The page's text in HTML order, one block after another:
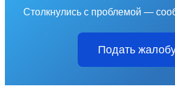
Столкнулись с проблемой —
Подать